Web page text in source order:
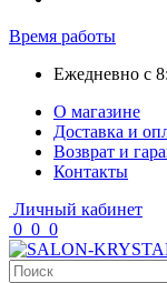
Время работы
Ежедневно с
О магазине
Доставка и
Возврат и
Контакты
Личный кабинет
0 0 0